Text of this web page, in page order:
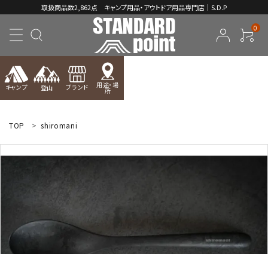
取扱商品数2,862点 キャンプ用品・アウトドア用品専門店｜S.D.P
0
キャンプ 登山 ブランド 用途・場
所
ようこそ ゲスト 様
meeting_room ログイン person 新規会員登録
INFORMATION
TOP shiromani